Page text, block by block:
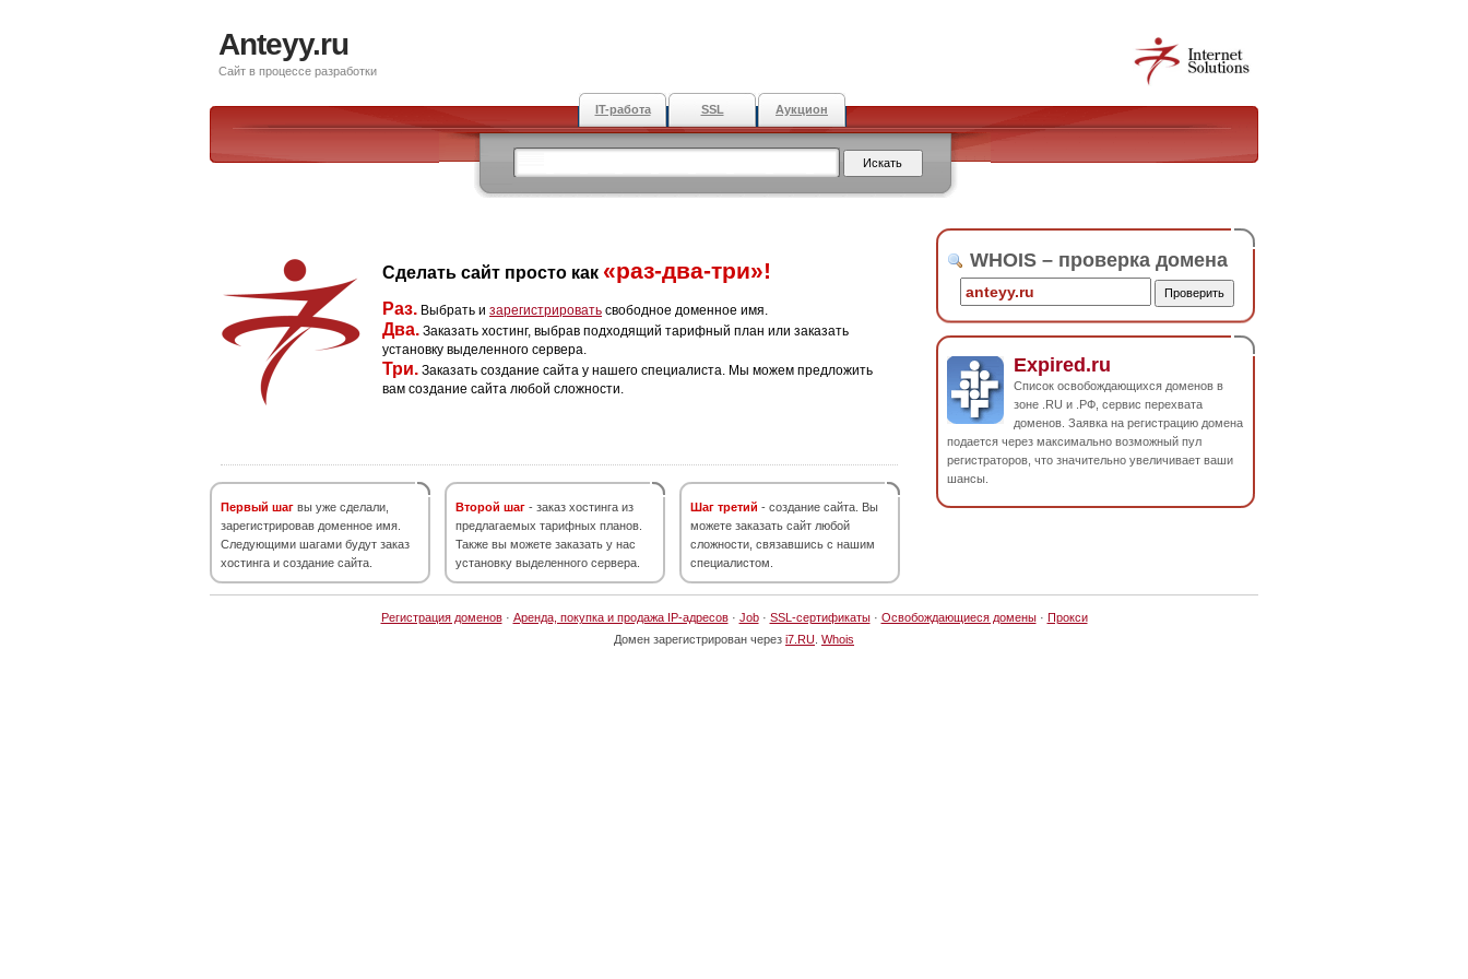
Anteyy.ru
Сайт в процессе разработки
IT-работа SSL Аукцион
Сделать сайт просто как «раз-два-три»!
Раз. Выбрать и зарегистрировать свободное доменное имя.
Два. Заказать хостинг, выбрав подходящий тарифный план или заказать
установку выделенного сервера.
Три. Заказать создание сайта у нашего специалиста. Мы можем предложить
вам создание сайта любой сложности.
Первый шаг вы уже сделали,
зарегистрировав доменное имя.
Следующими шагами будут заказ
хостинга и создание сайта.
Второй шаг - заказ хостинга из
предлагаемых тарифных планов.
Также вы можете заказать у нас
установку выделенного сервера.
Шаг третий - создание сайта. Вы
можете заказать сайт любой
сложности, связавшись с нашим
специалистом.
WHOIS – проверка домена
Expired.ru
Список освобождающихся доменов в
зоне .RU и .РФ, сервис перехвата
доменов. Заявка на регистрацию домена
подается через максимально возможный пул
регистраторов, что значительно увеличивает ваши
шансы.
Регистрация доменов· Аренда, покупка и продажа IP-адресов· Job· SSL-сертификаты· Освобождающиеся домены· Прокси
Домен зарегистрирован через i7.RU Whois